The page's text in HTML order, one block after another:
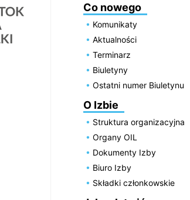
Co nowego
Komunikaty
Aktualności
Terminarz
Biuletyny
Ostatni numer Biuletynu
O Izbie
Struktura organizacyjna
Organy OIL
Dokumenty Izby
Biuro Izby
Składki członkowskie